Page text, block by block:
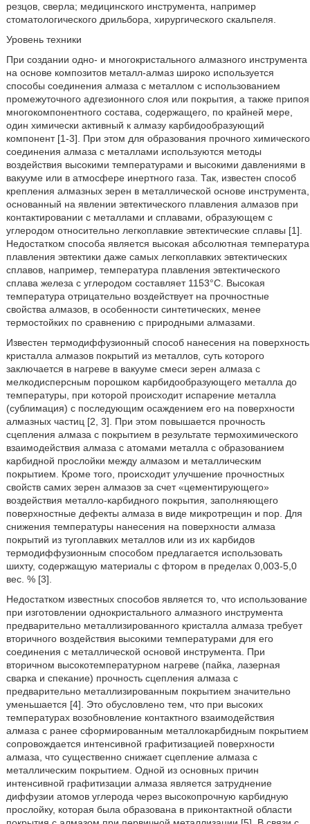
резцов, сверла; медицинского инструмента, например
стоматологического дрильбора, хирургического скальпеля.
Уровень техники
При создании одно- и многокристального алмазного инструмента
на основе композитов металл-алмаз широко используется
способы соединения алмаза с металлом с использованием
промежуточного адгезионного слоя или покрытия, а также припоя
многокомпонентного состава, содержащего, по крайней мере,
один химически активный к алмазу карбидообразующий
компонент [1-3]. При этом для образования прочного химического
соединения алмаза с металлами используются методы
воздействия высокими температурами и высокими давлениями в
вакууме или в атмосфере инертного газа. Так, известен способ
крепления алмазных зерен в металлической основе инструмента,
основанный на явлении эвтектического плавления алмазов при
контактировании с металлами и сплавами, образующем с
углеродом относительно легкоплавкие эвтектические сплавы [1].
Недостатком способа является высокая абсолютная температура
плавления эвтектики даже самых легкоплавких эвтектических
сплавов, например, температура плавления эвтектического
сплава железа с углеродом составляет 1153°C. Высокая
температура отрицательно воздействует на прочностные
свойства алмазов, в особенности синтетических, менее
термостойких по сравнению с природными алмазами.
Известен термодиффузионный способ нанесения на поверхность
кристалла алмазов покрытий из металлов, суть которого
заключается в нагреве в вакууме смеси зерен алмаза с
мелкодисперсным порошком карбидообразующего металла до
температуры, при которой происходит испарение металла
(сублимация) с последующим осаждением его на поверхности
алмазных частиц [2, 3]. При этом повышается прочность
сцепления алмаза с покрытием в результате термохимического
взаимодействия алмаза с атомами металла с образованием
карбидной прослойки между алмазом и металлическим
покрытием. Кроме того, происходит улучшение прочностных
свойств самих зерен алмазов за счет «цементирующего»
воздействия металло-карбидного покрытия, заполняющего
поверхностные дефекты алмаза в виде микротрещин и пор. Для
снижения температуры нанесения на поверхности алмаза
покрытий из тугоплавких металлов или из их карбидов
термодиффузионным способом предлагается использовать
шихту, содержащую материалы с фтором в пределах 0,003-5,0
вес. % [3].
Недостатком известных способов является то, что использование
при изготовлении однокристального алмазного инструмента
предварительно металлизированного кристалла алмаза требует
вторичного воздействия высокими температурами для его
соединения с металлической основой инструмента. При
вторичном высокотемпературном нагреве (пайка, лазерная
сварка и спекание) прочность сцепления алмаза с
предварительно металлизированным покрытием значительно
уменьшается [4]. Это обусловлено тем, что при высоких
температурах возобновление контактного взаимодействия
алмаза с ранее сформированным металлокарбидным покрытием
сопровождается интенсивной графитизацией поверхности
алмаза, что существенно снижает сцепление алмаза с
металлическим покрытием. Одной из основных причин
интенсивной графитизации алмаза является затруднение
диффузии атомов углерода через высокопрочную карбидную
прослойку, которая была образована в приконтактной области